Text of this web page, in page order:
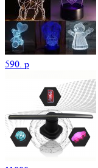
590. p